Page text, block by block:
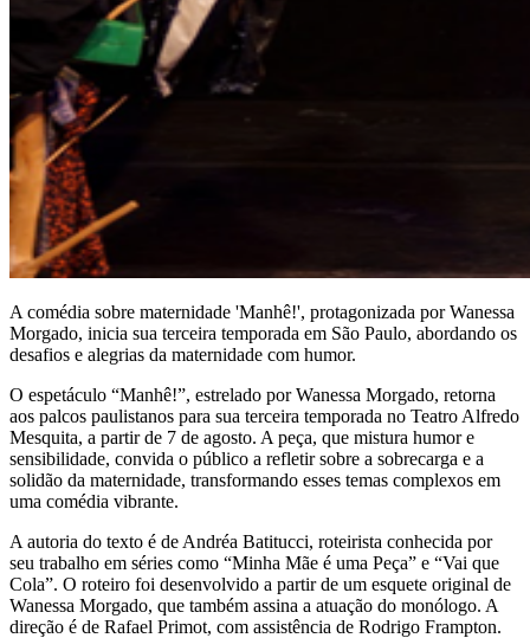
A comédia sobre maternidade 'Manhê!', protagonizada por Wanessa
Morgado, inicia sua terceira temporada em São Paulo, abordando os
desafios e alegrias da maternidade com humor.
O espetáculo “Manhê!”, estrelado por Wanessa Morgado, retorna
aos palcos paulistanos para sua terceira temporada no Teatro Alfredo
Mesquita, a partir de 7 de agosto. A peça, que mistura humor e
sensibilidade, convida o público a refletir sobre a sobrecarga e a
solidão da maternidade, transformando esses temas complexos em
uma comédia vibrante.
A autoria do texto é de Andréa Batitucci, roteirista conhecida por
seu trabalho em séries como “Minha Mãe é uma Peça” e “Vai que
Cola”. O roteiro foi desenvolvido a partir de um esquete original de
Wanessa Morgado, que também assina a atuação do monólogo. A
direção é de Rafael Primot, com assistência de Rodrigo Frampton.